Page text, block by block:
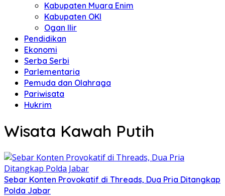
Kabupaten Muara Enim
Kabupaten OKI
Ogan Ilir
Pendidikan
Ekonomi
Serba Serbi
Parlementaria
Pemuda dan Olahraga
Pariwisata
Hukrim
Wisata Kawah Putih
Sebar Konten Provokatif di Threads, Dua Pria Ditangkap
Polda Jabar